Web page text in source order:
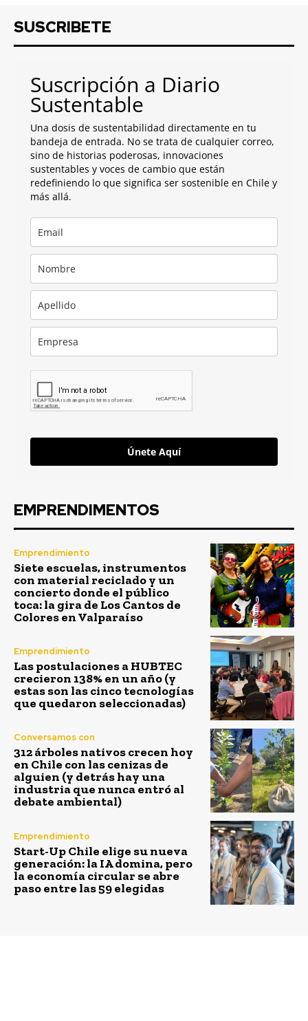
SUSCRIBETE
Suscripción a Diario
Sustentable
Una dosis de sustentabilidad directamente en tu
bandeja de entrada. No se trata de cualquier correo,
sino de historias poderosas, innovaciones
sustentables y voces de cambio que están
redefiniendo lo que significa ser sostenible en Chile y
más allá.
Únete Aquí
EMPRENDIMENTOS
Emprendimiento
Siete escuelas, instrumentos
con material reciclado y un
concierto donde el público
toca: la gira de Los Cantos de
Colores en Valparaíso
Emprendimiento
Las postulaciones a HUBTEC
crecieron 138% en un año (y
estas son las cinco tecnologías
que quedaron seleccionadas)
Conversamos con
312 árboles nativos crecen hoy
en Chile con las cenizas de
alguien (y detrás hay una
industria que nunca entró al
debate ambiental)
Emprendimiento
Start-Up Chile elige su nueva
generación: la IA domina, pero
la economía circular se abre
paso entre las 59 elegidas